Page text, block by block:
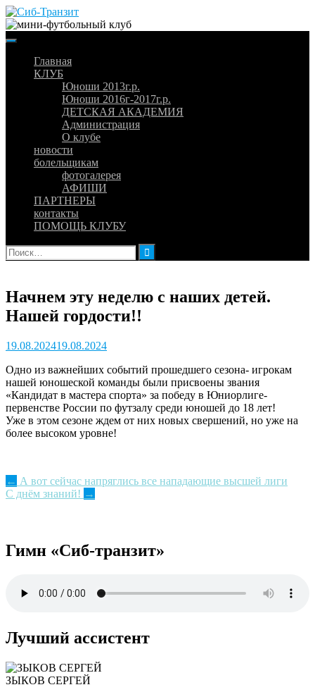
Skip
to
content
Главная
КЛУБ
Юноши 2013г.р.
Юноши 2016г-2017г.р.
ДЕТСКАЯ АКАДЕМИЯ
Администрация
О клубе
новости
болельщикам
фотогалерея
АФИШИ
ПАРТНЕРЫ
контакты
ПОМОЩЬ КЛУБУ
Найти:
Начнем эту неделю с наших детей.
Нашей гордости!!
19.08.202419.08.2024
Одно из важнейших событий прошедшего сезона- игрокам
нашей юношеской команды были присвоены звания
«Кандидат в мастера спорта» за победу в Юниорлиге-
первенстве России по футзалу среди юношей до 18 лет!
Уже в этом сезоне ждем от них новых свершений, но уже на
более высоком уровне!
Post
navigation
← А вот сейчас напряглись все нападающие высшей лиги
С днём знаний! →
Гимн «Сиб-транзит»
Лучший ассистент
ЗЫКОВ СЕРГЕЙ